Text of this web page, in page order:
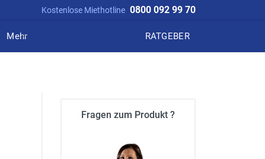
Kostenlose Miethotline 0800 092 99 70
Mehr RATGEBER
Fragen zum Produkt ?